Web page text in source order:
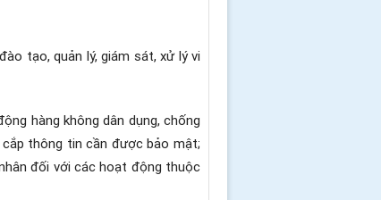
tạo, quản lý, giám sát, xử lý vi
hàng không dân dụng, chống
thông tin cần được bảo mật;
đối với các hoạt động thuộc